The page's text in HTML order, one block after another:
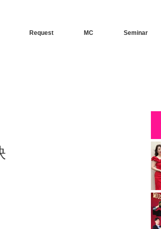
Request MC Seminar